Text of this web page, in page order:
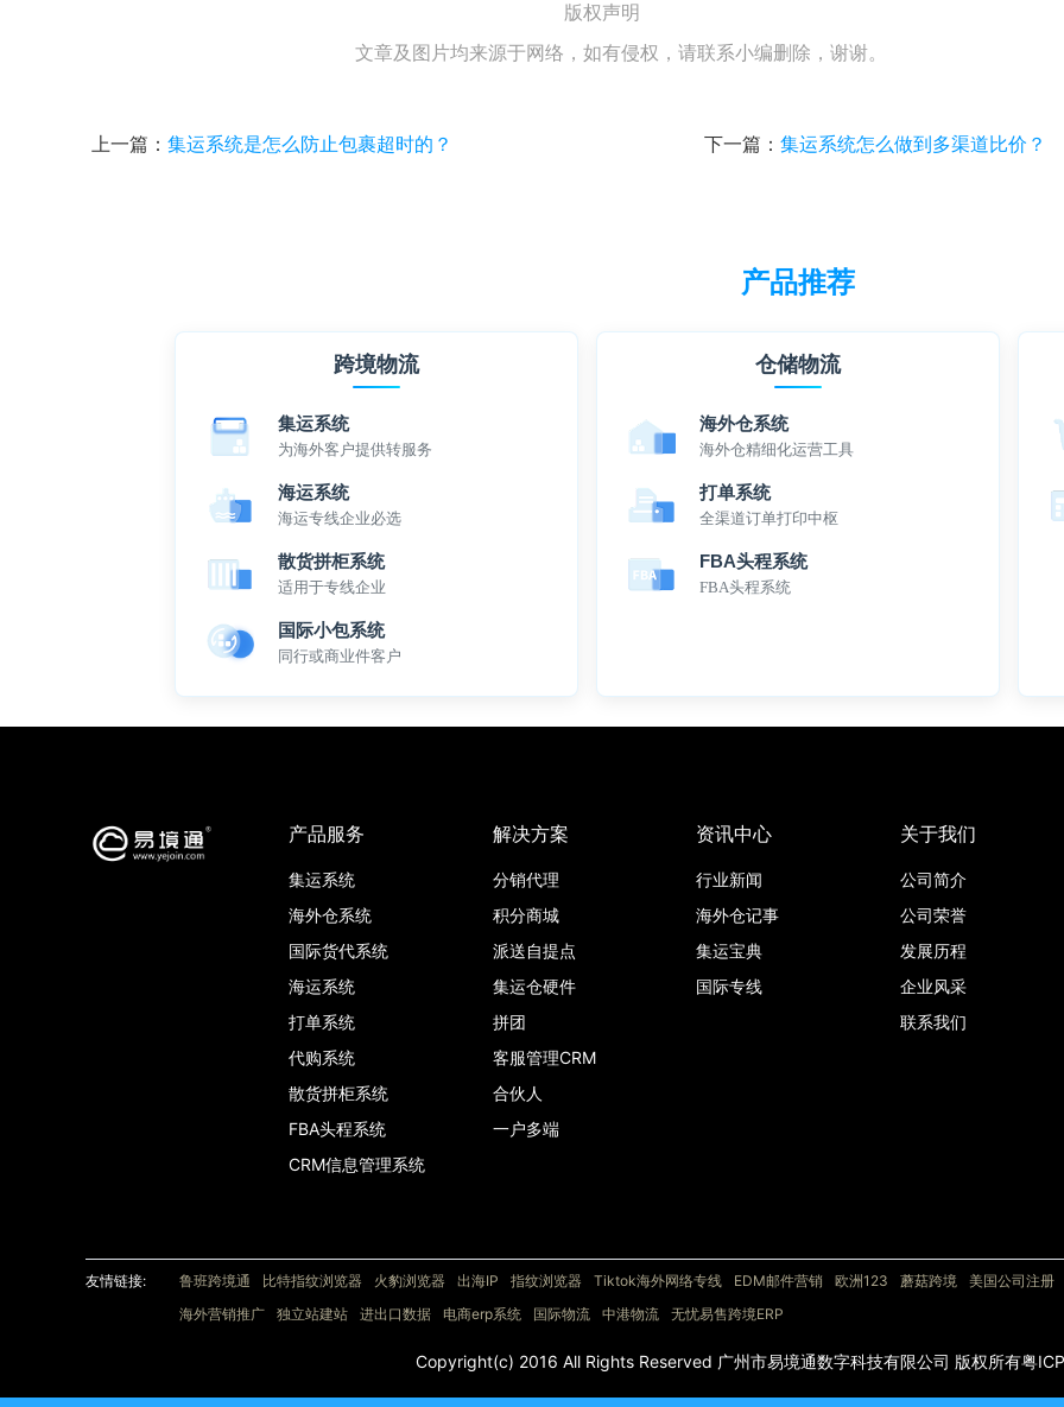
版权声明
文章及图片均来源于网络，如有侵权，请联系小编删除，谢谢。
上一篇： 集运系统是怎么防止包裹超时的？ 下一篇： 集运系统怎么做到多渠道比价？
产品推荐
跨境物流
集运系统
为海外客户提供转服务
海运系统
海运专线企业必选
散货拼柜系统
适用于专线企业
国际小包系统
同行或商业件客户
仓储物流
海外仓系统
海外仓精细化运营工具
打单系统
全渠道订单打印中枢
FBA头程系统
FBA头程系统
产品服务
集运系统
海外仓系统
国际货代系统
海运系统
打单系统
代购系统
散货拼柜系统
FBA头程系统
CRM信息管理系统
解决方案
分销代理
积分商城
派送自提点
集运仓硬件
拼团
客服管理CRM
合伙人
一户多端
资讯中心
行业新闻
海外仓记事
集运宝典
国际专线
关于我们
公司简介
公司荣誉
发展历程
企业风采
联系我们
友情链接: 鲁班跨境通 比特指纹浏览器 火豹浏览器 出海IP 指纹浏览器 Tiktok海外网络专线 EDM邮件营销 欧洲123 蘑菇跨境 美国公司注册
海外营销推广
独立站建站 进出口数据 电商erp系统 国际物流 中港物流 无忧易售跨境ERP
Copyright(c) 2016 All Rights Reserved 广州市易境通数字科技有限公司 版权所有粤